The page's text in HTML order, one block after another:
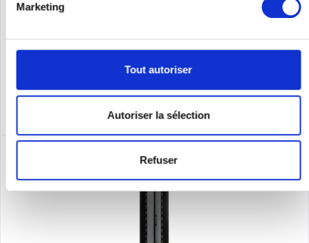
Marketing
Tout autoriser
Autoriser la sélection
Refuser
Se souv.